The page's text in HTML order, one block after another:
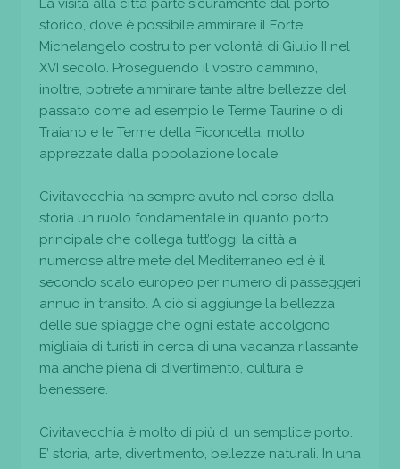
La visita alla città parte sicuramente dal porto
storico, dove è possibile ammirare il Forte
Michelangelo costruito per volontà di Giulio II nel
XVI secolo. Proseguendo il vostro cammino,
inoltre, potrete ammirare tante altre bellezze del
passato come ad esempio le Terme Taurine o di
Traiano e le Terme della Ficoncella, molto
apprezzate dalla popolazione locale.
Civitavecchia ha sempre avuto nel corso della
storia un ruolo fondamentale in quanto porto
principale che collega tutt’oggi la città a
numerose altre mete del Mediterraneo ed è il
secondo scalo europeo per numero di passeggeri
annuo in transito. A ciò si aggiunge la bellezza
delle sue spiagge che ogni estate accolgono
migliaia di turisti in cerca di una vacanza rilassante
ma anche piena di divertimento, cultura e
benessere.
Civitavecchia è molto di più di un semplice porto.
E’ storia, arte, divertimento, bellezze naturali. In una